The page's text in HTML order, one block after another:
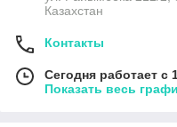
Казахстан
Контакты
Сегодня работает с
Показать весь